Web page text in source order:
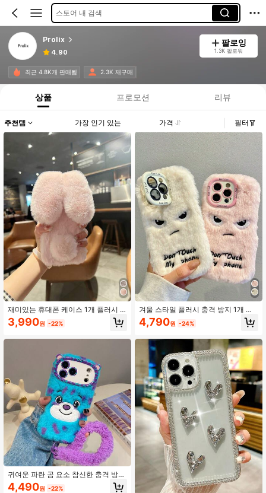
스토어 내 검색
Prolix
4.90
팔로잉
1.3K 팔로워
최근 4.8K개 판매됨 2.3K 재구매
상품 프로모션 리뷰
추천템 가장 인기 있는 가격 필터
재미있는 휴대폰 케이스 1개 플러시 3
D 토끼 부드러운 휴대폰 케이스 아이
폰/레드미/OPPO/폰 호환, 겨울 보호
3,990원 -22%
귀여운 파란 곰 요소 참신한 충격 방지
부드러운 TPU 2025 새로운 플러시 3
D 물방울 곰 전화 케이스, Apple 11 12
4,490원 -22%
겨울 스타일 플러시 충격 방지 1개 카
메라 링 홀더 스탠드 화난 눈 패턴, 플
러시 낙하 방지 휴대폰 케이스 Apple/
파티 호환
4,790원 -24%